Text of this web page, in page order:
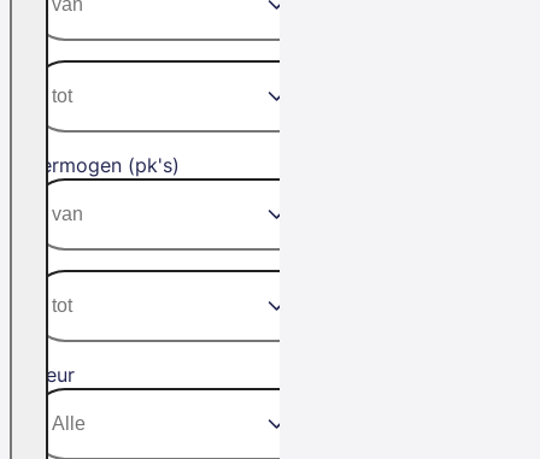
Vermogen (pk's)
Kleur